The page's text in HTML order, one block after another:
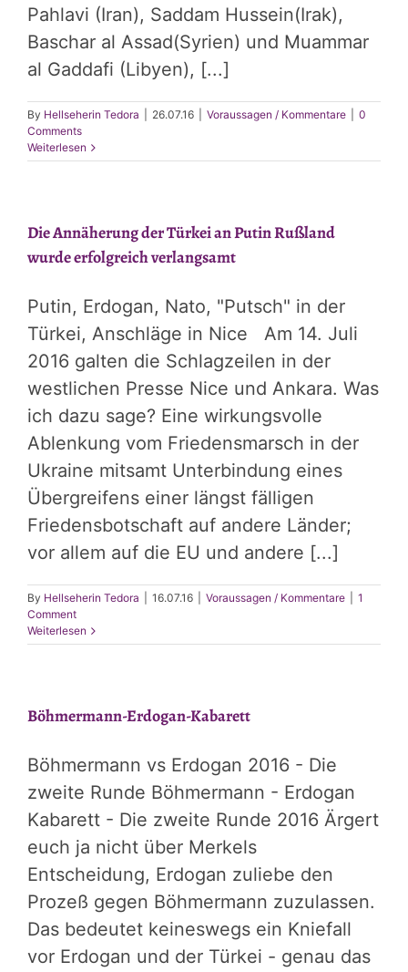
Pahlavi (Iran), Saddam Hussein(Irak),
Baschar al Assad(Syrien) und Muammar
al Gaddafi (Libyen), [...]
By Hellseherin Tedora 26.07.16 Voraussagen / Kommentare
0
Comments
Weiterlesen
Die Annäherung der Türkei an Putin Rußland
wurde erfolgreich verlangsamt
Putin, Erdogan, Nato, "Putsch" in der
Türkei, Anschläge in Nice Am 14. Juli
2016 galten die Schlagzeilen in der
westlichen Presse Nice und Ankara. Was
ich dazu sage? Eine wirkungsvolle
Ablenkung vom Friedensmarsch in der
Ukraine mitsamt Unterbindung eines
Übergreifens einer längst fälligen
Friedensbotschaft auf andere Länder;
vor allem auf die EU und andere [...]
By Hellseherin Tedora 16.07.16 Voraussagen / Kommentare
1
Comment
Weiterlesen
Böhmermann-Erdogan-Kabarett
Böhmermann vs Erdogan 2016 - Die
zweite Runde Böhmermann - Erdogan
Kabarett - Die zweite Runde 2016 Ärgert
euch ja nicht über Merkels
Entscheidung, Erdogan zuliebe den
Prozeß gegen Böhmermann zuzulassen.
Das bedeutet keineswegs ein Kniefall
vor Erdogan und der Türkei - genau das